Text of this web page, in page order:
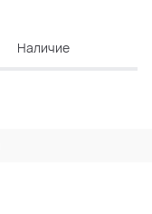
Наличие